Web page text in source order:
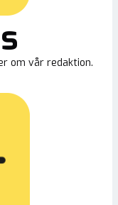
om vår redaktion.